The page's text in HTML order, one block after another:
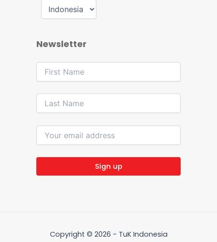
Newsletter
Copyright © 2026 - TuK Indonesia